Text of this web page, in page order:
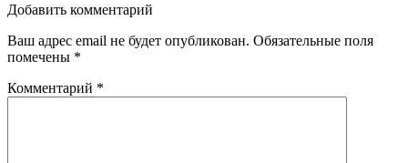
Добавить комментарий
Ваш адрес email не будет опубликован. Обязательные поля
помечены *
Комментарий *